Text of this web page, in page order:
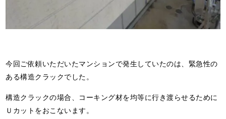
今回ご依頼いただいたマンションで発生していたのは、緊急性の
ある構造クラックでした。
構造クラックの場合、コーキング材を均等に行き渡らせるために
Ｕカットをおこないます。